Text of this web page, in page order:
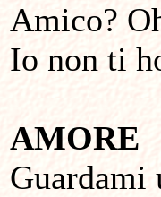
Amico?
Io non ti
AMORE
Guardami